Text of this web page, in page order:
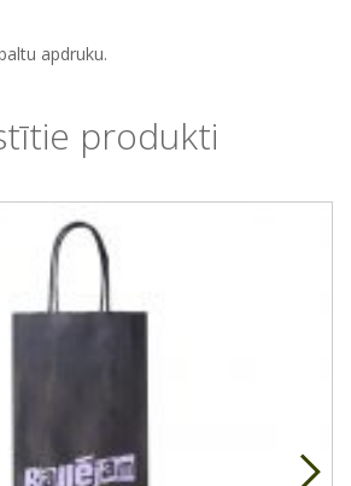
apdruku.
produkti